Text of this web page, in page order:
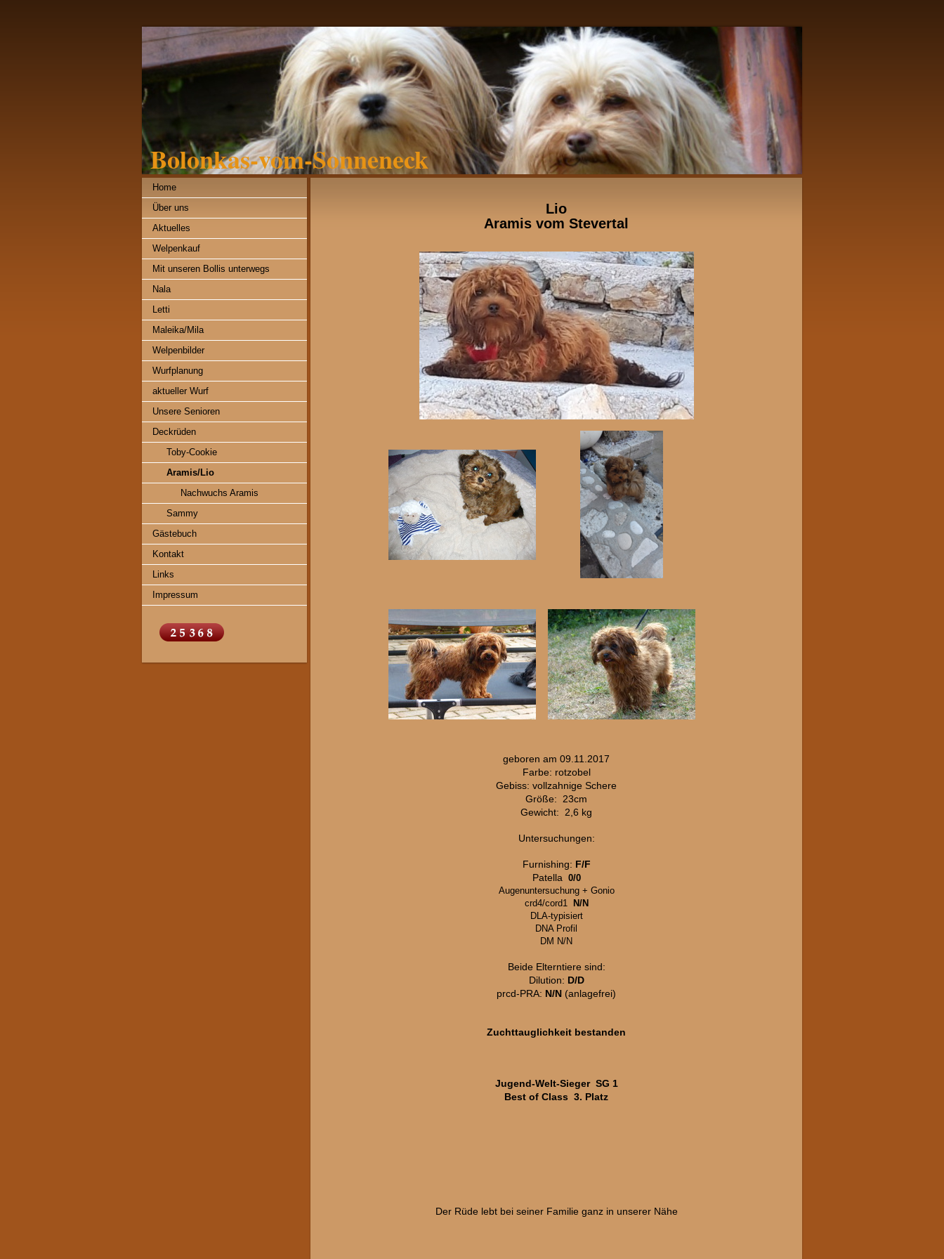
Bolonkas-vom-Sonneneck
Home
Über uns
Aktuelles
Welpenkauf
Mit unseren Bollis unterwegs
Nala
Letti
Maleika/Mila
Welpenbilder
Wurfplanung
aktueller Wurf
Unsere Senioren
Deckrüden
Toby-Cookie
Aramis/Lio
Nachwuchs Aramis
Sammy
Gästebuch
Kontakt
Links
Impressum
Lio
Aramis vom Stevertal
geboren am 09.11.2017
Farbe: rotzobel
Gebiss: vollzahnige Schere
Größe: 23cm
Gewicht: 2,6 kg
Untersuchungen:
Furnishing: F/F
Patella 0/0
Augenuntersuchung + Gonio
crd4/cord1
N/N
DLA-typisiert
DNA Profil
DM N/N
Beide Elterntiere sind:
Dilution: D/D
prcd-PRA: N/N (anlagefrei)
Zuchttauglichkeit bestanden
Jugend-Welt-Sieger SG 1
Best of Class 3. Platz
Der Rüde lebt bei seiner Familie ganz in unserer Nähe